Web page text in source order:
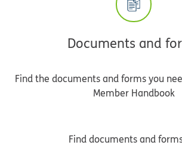
Documents and
Find the documents and forms you
Member Handbook
Find documents and